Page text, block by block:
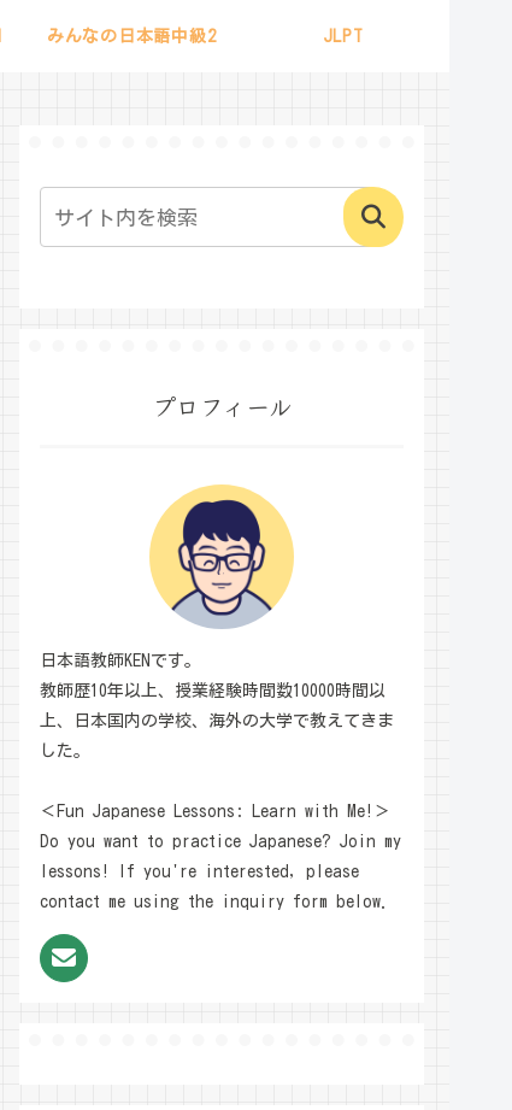
みんなの日本語中級2 JLPT
プロフィール
日本語教師KENです。
教師歴10年以上、授業経験時間数10000時間以
上、日本国内の学校、海外の大学で教えてきま
した。
＜Fun Japanese Lessons: Learn with Me!＞
Do you want to practice Japanese? Join my
lessons! If you're interested, please
contact me using the inquiry form below.